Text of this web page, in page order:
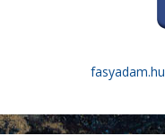
fasyadam.hu